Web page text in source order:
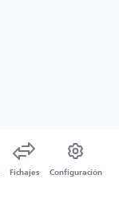
Fichajes Configuración